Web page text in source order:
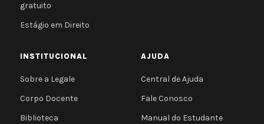
gratuito
Estágio em Direito
INSTITUCIONAL
Sobre a Legale
Corpo Docente
Biblioteca
AJUDA
Central de Ajuda
Fale Conosco
Manual do Estudante